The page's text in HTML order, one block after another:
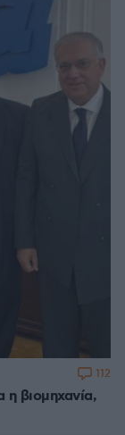
η βιομηχανία,
112